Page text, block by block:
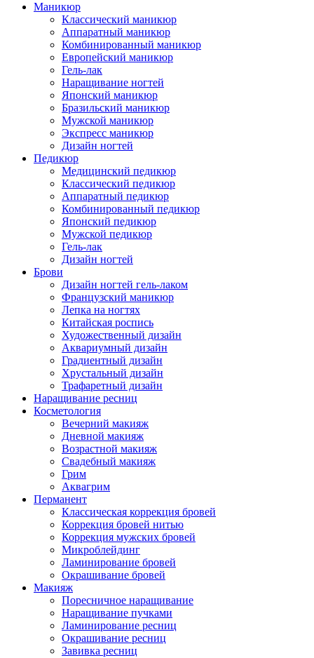
Маникюр
Классический маникюр
Аппаратный маникюр
Комбинированный маникюр
Европейский маникюр
Гель-лак
Наращивание ногтей
Японский маникюр
Бразильский маникюр
Мужской маникюр
Экспресс маникюр
Дизайн ногтей
Педикюр
Медицинский педикюр
Классический педикюр
Аппаратный педикюр
Комбинированный педикюр
Японский педикюр
Мужской педикюр
Гель-лак
Дизайн ногтей
Брови
Дизайн ногтей гель-лаком
Французский маникюр
Лепка на ногтях
Китайская роспись
Художественный дизайн
Аквариумный дизайн
Градиентный дизайн
Хрустальный дизайн
Трафаретный дизайн
Наращивание ресниц
Косметология
Вечерний макияж
Дневной макияж
Возрастной макияж
Свадебный макияж
Грим
Аквагрим
Перманент
Классическая коррекция бровей
Коррекция бровей нитью
Коррекция мужских бровей
Микроблейдинг
Ламинирование бровей
Окрашивание бровей
Макияж
Поресничное наращивание
Наращивание пучками
Ламинирование ресниц
Окрашивание ресниц
Завивка ресниц